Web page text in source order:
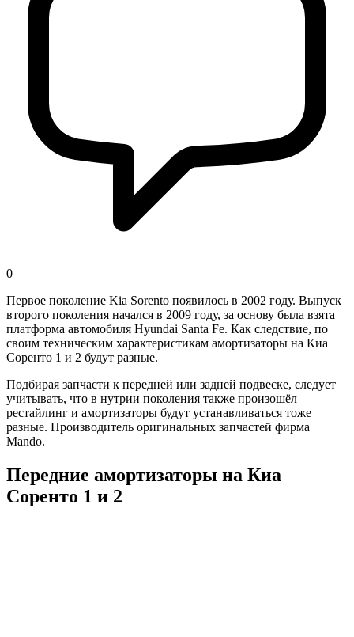
0
Первое поколение Kia Sorento появилось в 2002 году. Выпуск
второго поколения начался в 2009 году, за основу была взята
платформа автомобиля Hyundai Santa Fe. Как следствие, по
своим техническим характеристикам амортизаторы на Киа
Соренто 1 и 2 будут разные.
Подбирая запчасти к передней или задней подвеске, следует
учитывать, что в нутрии поколения также произошёл
рестайлинг и амортизаторы будут устанавливаться тоже
разные. Производитель оригинальных запчастей фирма
Mando.
Передние амортизаторы на Киа
Соренто 1 и 2